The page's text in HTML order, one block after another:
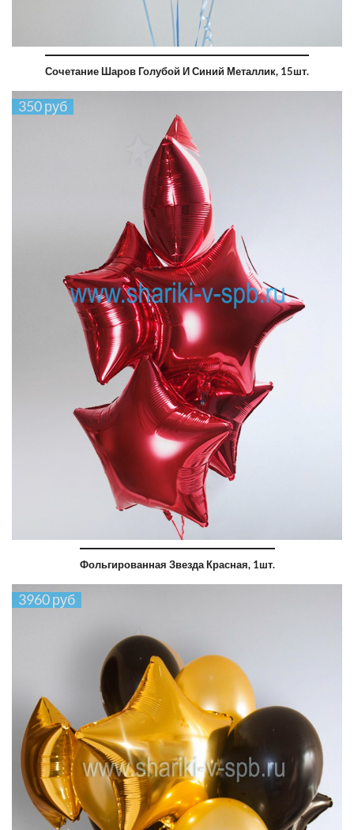
Сочетание Шаров Голубой И Синий Металлик, 15шт.
350 руб
Фольгированная Звезда Красная, 1шт.
3960 руб